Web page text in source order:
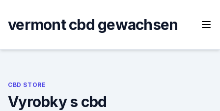
content
vermont cbd gewachsen
CBD STORE
Vyrobky s cbd